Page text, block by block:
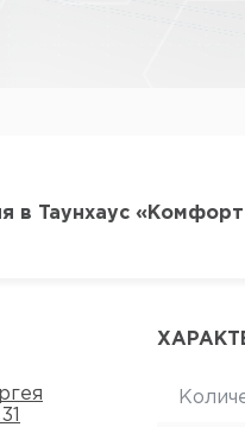
в Таунхаус